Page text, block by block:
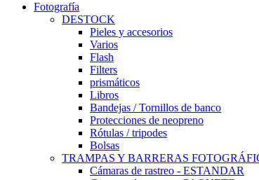
Fotografía
DESTOCK
Pieles y accesorios
Varios
Flash
Filters
prismáticos
Libros
Bandejas / Tornillos de banco
Protecciones de neopreno
Rótulas / tripodes
Bolsas
TRAMPAS Y BARRERAS
Cámaras de rastreo - ESTANDAR